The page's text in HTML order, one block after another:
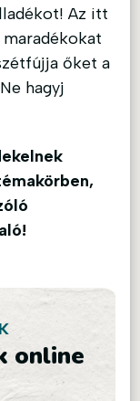
Az itt
őket a
hagyj
online